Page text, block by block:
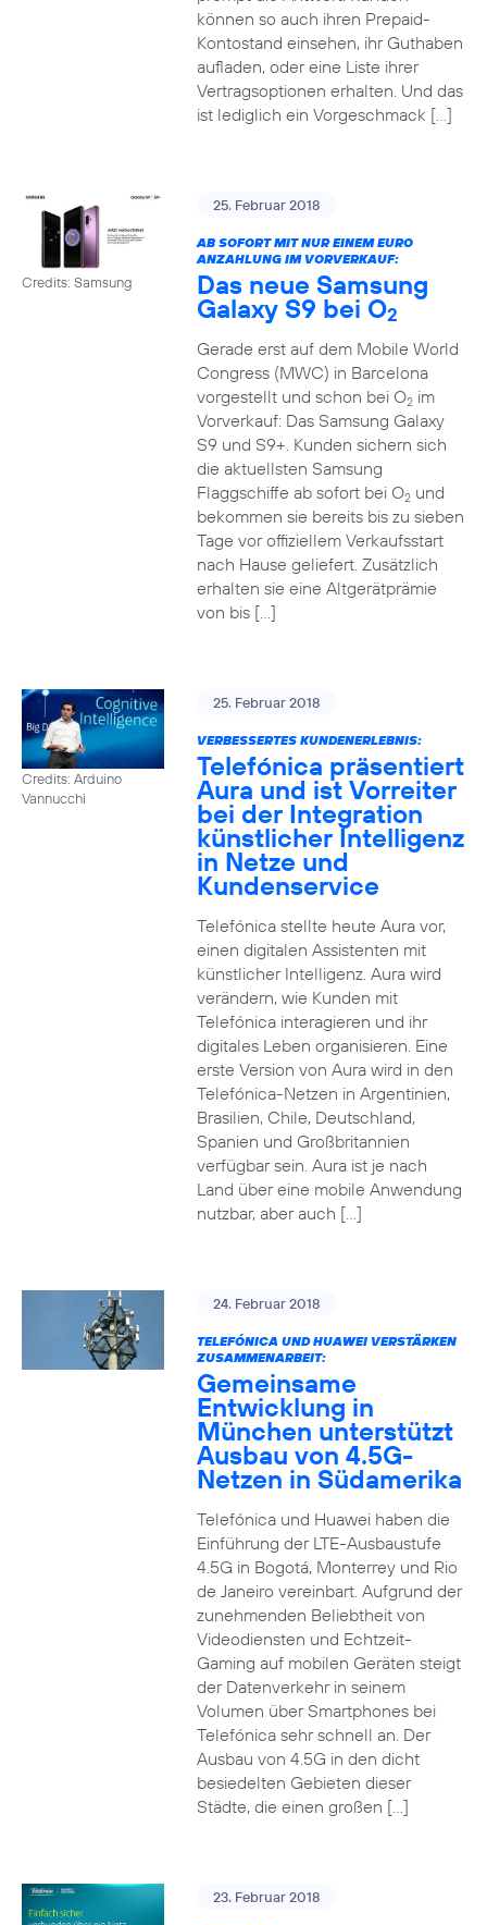
können so auch ihren Prepaid-
Kontostand einsehen, ihr Guthaben
aufladen, oder eine Liste ihrer
Vertragsoptionen erhalten. Und das
ist lediglich ein Vorgeschmack […]
Credits: Samsung
25. Februar 2018
AB SOFORT MIT NUR EINEM EURO
ANZAHLUNG IM VORVERKAUF:
Das neue Samsung
Galaxy S9 bei O2
Gerade erst auf dem Mobile World
Congress (MWC) in Barcelona
vorgestellt und schon bei O2im
Vorverkauf: Das Samsung Galaxy
S9 und S9+. Kunden sichern sich
die aktuellsten Samsung
Flaggschiffe ab sofort bei O2und
bekommen sie bereits bis zu sieben
Tage vor offiziellem Verkaufsstart
nach Hause geliefert. Zusätzlich
erhalten sie eine Altgerätprämie
von bis […]
Credits: Arduino
Vannucchi
25. Februar 2018
VERBESSERTES KUNDENERLEBNIS:
Telefónica präsentiert
Aura und ist Vorreiter
bei der Integration
künstlicher Intelligenz
in Netze und
Kundenservice
Telefónica stellte heute Aura vor,
einen digitalen Assistenten mit
künstlicher Intelligenz. Aura wird
verändern, wie Kunden mit
Telefónica interagieren und ihr
digitales Leben organisieren. Eine
erste Version von Aura wird in den
Telefónica-Netzen in Argentinien,
Brasilien, Chile, Deutschland,
Spanien und Großbritannien
verfügbar sein. Aura ist je nach
Land über eine mobile Anwendung
nutzbar, aber auch […]
24. Februar 2018
TELEFÓNICA UND HUAWEI VERSTÄRKEN
ZUSAMMENARBEIT:
Gemeinsame
Entwicklung in
München unterstützt
Ausbau von 4.5G-
Netzen in Südamerika
Telefónica und Huawei haben die
Einführung der LTE-Ausbaustufe
4.5G in Bogotá, Monterrey und Rio
de Janeiro vereinbart. Aufgrund der
zunehmenden Beliebtheit von
Videodiensten und Echtzeit-
Gaming auf mobilen Geräten steigt
der Datenverkehr in seinem
Volumen über Smartphones bei
Telefónica sehr schnell an. Der
Ausbau von 4.5G in den dicht
besiedelten Gebieten dieser
Städte, die einen großen […]
23. Februar 2018